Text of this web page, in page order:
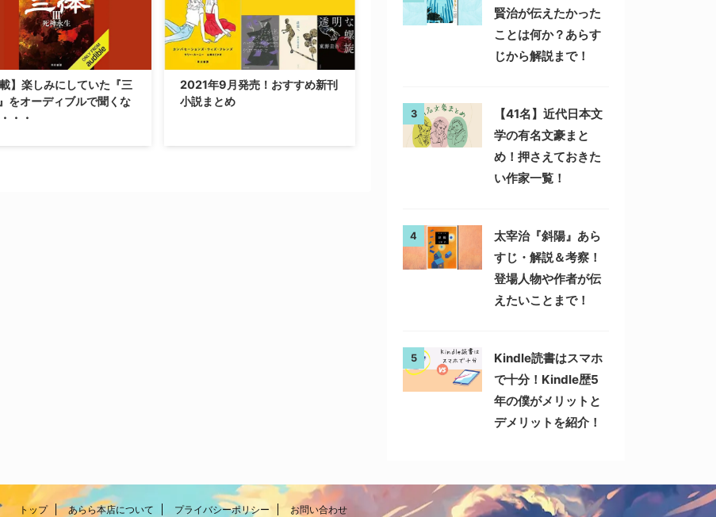
載】楽しみにしていた『三
をオーディブルで聞くな
・・
2021年9月発売！おすすめ新刊
小説まとめ
賢治が伝えたかった
ことは何か？あらす
じから解説まで！
3
【41名】近代日本文
学の有名文豪まと
め！押さえておきた
い作家一覧！
4
太宰治『斜陽』あら
すじ・解説＆考察！
登場人物や作者が伝
えたいことまで！
5
Kindle読書はスマホ
で十分！Kindle歴5
年の僕がメリットと
デメリットを紹介！
トップ あらら本店について プライバシーポリシー お問い合わせ